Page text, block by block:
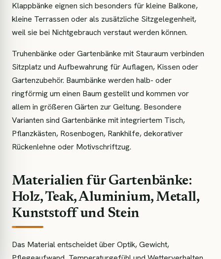
Klappbänke eignen sich besonders für kleine Balkone,
kleine Terrassen oder als zusätzliche Sitzgelegenheit,
weil sie bei Nichtgebrauch verstaut werden können.
Truhenbänke oder Gartenbänke mit Stauraum verbinden
Sitzplatz und Aufbewahrung für Auflagen, Kissen oder
Gartenzubehör. Baumbänke werden halb- oder
ringförmig um einen Baum gestellt und kommen vor
allem in größeren Gärten zur Geltung. Besondere
Varianten sind Gartenbänke mit integriertem Tisch,
Pflanzkästen, Rosenbogen, Rankhilfe, dekorativer
Rückenlehne oder Motivschriftzug.
Materialien für Gartenbänke:
Holz, Teak, Aluminium, Metall,
Kunststoff und Stein
Das Material entscheidet über Optik, Gewicht,